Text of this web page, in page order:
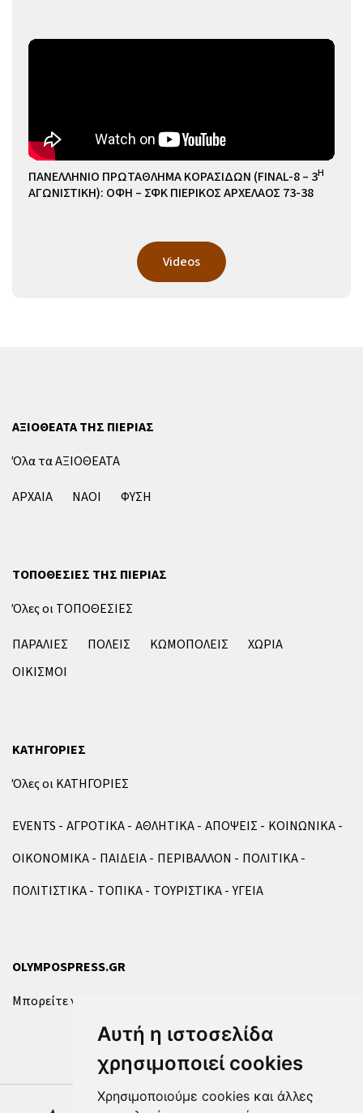
Αυτή η ιστοσελίδα
χρησιμοποιεί cookies
Χρησιμοποιούμε cookies και άλλες
ΠΑΝΕΛΛΗΝΙΟ ΠΡΩΤΑΘΛΗΜΑ ΚΟΡΑΣΙΔΩΝ (FINAL-8 – 3Η
ΑΓΩΝΙΣΤΙΚΗ): ΟΦΗ – ΣΦΚ ΠΙΕΡΙΚΟΣ ΑΡΧΕΛΑΟΣ 73-38
Videos
ΑΞΙΟΘΕΑΤΑ ΤΗΣ ΠΙΕΡΙΑΣ
Όλα τα ΑΞΙΟΘΕΑΤΑ
ΑΡΧΑΙΑ
ΝΑΟΙ ΦΥΣΗ
ΤΟΠΟΘΕΣΙΕΣ ΤΗΣ ΠΙΕΡΙΑΣ
Όλες οι ΤΟΠΟΘΕΣΙΕΣ
ΠΑΡΑΛΙΕΣ
ΠΟΛΕΙΣ ΚΩΜΟΠΟΛΕΙΣ
ΧΩΡΙΑ
ΟΙΚΙΣΜΟΙ
ΚΑΤΗΓΟΡΙΕΣ
Όλες οι ΚΑΤΗΓΟΡΙΕΣ
EVENTS ΑΓΡΟΤΙΚΑ ΑΘΛΗΤΙΚΑ ΑΠΟΨΕΙΣ
ΚΟΙΝΩΝΙΚΑ
ΟΙΚΟΝΟΜΙΚΑ
ΠΑΙΔΕΙΑ ΠΕΡΙΒΑΛΛΟΝ
ΠΟΛΙΤΙΚΑ
ΠΟΛΙΤΙΣΤΙΚΑ
ΤΟΠΙΚΑ ΤΟΥΡΙΣΤΙΚΑ ΥΓΕΙΑ
OLYMPOSPRESS.GR
Μπορείτε να επικοινωνήσετε μαζί μας μέσω της